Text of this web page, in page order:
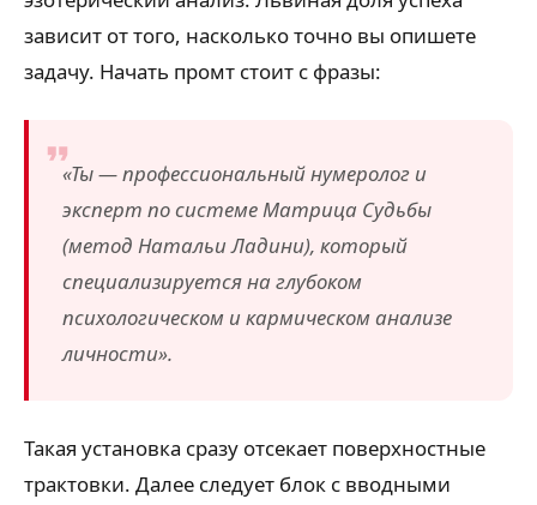
зависит от того, насколько точно вы опишете
задачу. Начать промт стоит с фразы:
«Ты — профессиональный нумеролог и
эксперт по системе Матрица Судьбы
(метод Натальи Ладини), который
специализируется на глубоком
психологическом и кармическом анализе
личности».
Такая установка сразу отсекает поверхностные
трактовки. Далее следует блок с вводными